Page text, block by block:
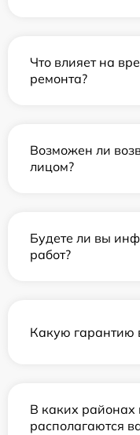
Что влияет на
ремонта?
Возможен ли
лицом?
Будете ли вы
работ?
Какую гарантию
В каких районах
располагаются